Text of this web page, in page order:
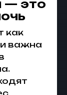
— это
как
важна